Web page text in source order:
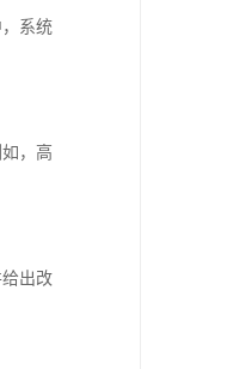
系统
，高
出改